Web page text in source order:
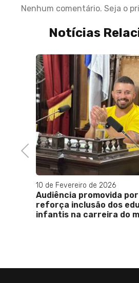
Nenhum comentário. Seja o
Notícias
Previous
10 de Fevereiro de 2026
Audiência promovida
reforça inclusão dos
infantis na carreira do